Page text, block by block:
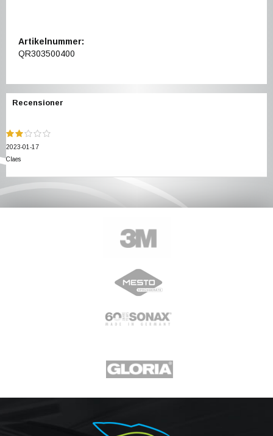
Artikelnummer:
QR303500400
Recensioner
2023-01-17
Claes